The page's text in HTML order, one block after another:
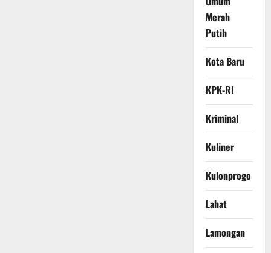
Merah
Putih
Kota Baru
KPK-RI
Kriminal
Kuliner
Kulonprogo
Lahat
Lamongan